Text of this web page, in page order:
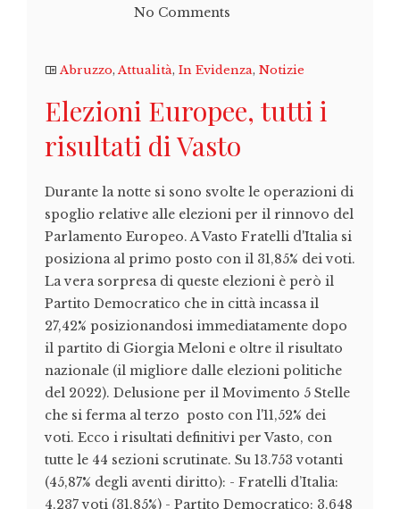
No Comments
Abruzzo,Attualità, In Evidenza, Notizie
Elezioni Europee, tutti i
risultati di Vasto
Durante la notte si sono svolte le operazioni di
spoglio relative alle elezioni per il rinnovo del
Parlamento Europeo. A Vasto Fratelli d'Italia si
posiziona al primo posto con il 31,85% dei voti.
La vera sorpresa di queste elezioni è però il
Partito Democratico che in città incassa il
27,42% posizionandosi immediatamente dopo
il partito di Giorgia Meloni e oltre il risultato
nazionale (il migliore dalle elezioni politiche
del 2022). Delusione per il Movimento 5 Stelle
che si ferma al terzo posto con l'11,52% dei
voti. Ecco i risultati definitivi per Vasto, con
tutte le 44 sezioni scrutinate. Su 13.753 votanti
(45,87% degli aventi diritto): - Fratelli d’Italia:
4.237 voti (31,85%) - Partito Democratico: 3.648